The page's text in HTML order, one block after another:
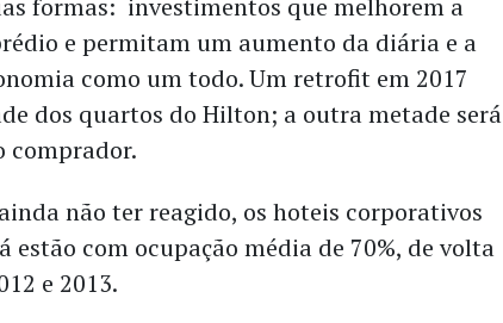
e permitam um aumento da diária e a
como um todo. Um retrofit em 2017
dos quartos do Hilton; a outra metade será
comprador.
não ter reagido, os hoteis corporativos
estão com ocupação média de 70%, de volta
e 2013.